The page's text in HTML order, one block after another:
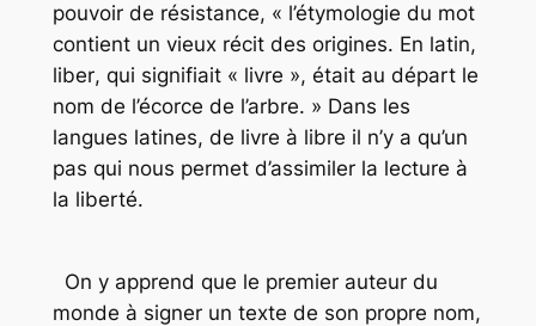
pouvoir de résistance, « l’étymologie du mot
contient un vieux récit des origines. En latin,
liber, qui signifiait « livre », était au départ le
nom de l’écorce de l’arbre. » Dans les
langues latines, de livre à libre il n’y a qu’un
pas qui nous permet d’assimiler la lecture à
la liberté.
On y apprend que le premier auteur du
monde à signer un texte de son propre nom,